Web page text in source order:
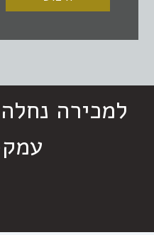
למכירה